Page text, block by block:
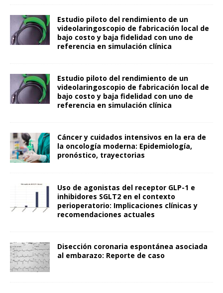
Estudio piloto del rendimiento de un
videolaringoscopio de fabricación local de
bajo costo y baja fidelidad con uno de
referencia en simulación clínica
Estudio piloto del rendimiento de un
videolaringoscopio de fabricación local de
bajo costo y baja fidelidad con uno de
referencia en simulación clínica
Cáncer y cuidados intensivos en la era de
la oncología moderna: Epidemiología,
pronóstico, trayectorias
Uso de agonistas del receptor GLP-1 e
inhibidores SGLT2 en el contexto
perioperatorio: Implicaciones clínicas y
recomendaciones actuales
Disección coronaria espontánea asociada
al embarazo: Reporte de caso